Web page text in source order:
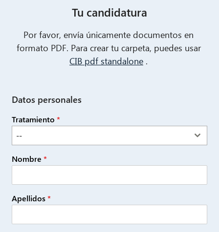
Tu candidatura
Por favor, envía únicamente documentos en
formato PDF. Para crear tu carpeta, puedes usar
CIB pdf standalone .
Datos personales
Tratamiento *
--
Nombre *
Apellidos*